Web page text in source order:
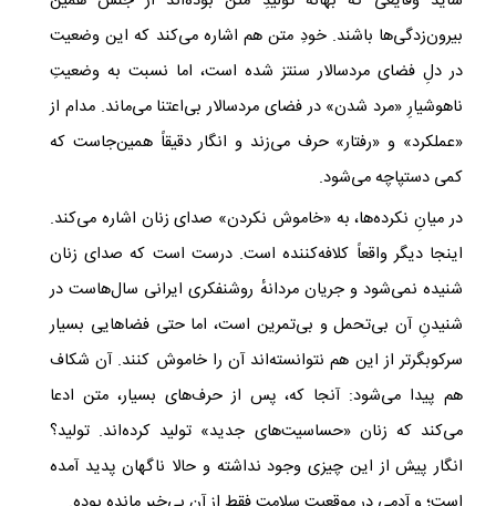
بیرون‌زدگی‌ها باشند. خودِ متن هم اشاره می‌کند که این وضعیت
در دلِ فضای مردسالار سنتز شده است، اما نسبت به وضعیتِ
ناهوشیارِ «مرد شدن» در فضای مردسالار بی‌اعتنا می‌ماند. مدام از
«عملکرد» و «رفتار» حرف می‌زند و انگار دقیقاً همین‌جاست که
کمی دستپاچه می‌شود.
در میانِ نکرده‌ها، به «خاموش نکردن» صدای زنان اشاره می‌کند.
اینجا دیگر واقعاً کلافه‌کننده است. درست است که صدای زنان
شنیده نمی‌شود و جریان مردانه‌ٔ روشنفکری ایرانی سال‌هاست در
شنیدنِ آن بی‌تحمل و بی‌تمرین است، اما حتی فضاهایی بسیار
سرکوبگرتر از این هم نتوانسته‌اند آن را خاموش کنند. آن شکاف
هم پیدا می‌شود: آنجا که، پس از حرف‌های بسیار، متن ادعا
می‌کند که زنان «حساسیت‌های جدید» تولید کرده‌اند. تولید؟
انگار پیش از این چیزی وجود نداشته و حالا ناگهان پدید آمده